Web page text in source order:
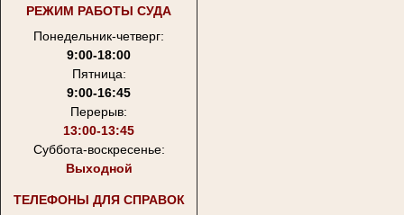
РЕЖИМ РАБОТЫ СУДА
Понедельник-четверг:
9:00-18:00
Пятница:
9:00-16:45
Перерыв:
13:00-13:45
Суббота-воскресенье:
Выходной
ТЕЛЕФОНЫ ДЛЯ СПРАВОК